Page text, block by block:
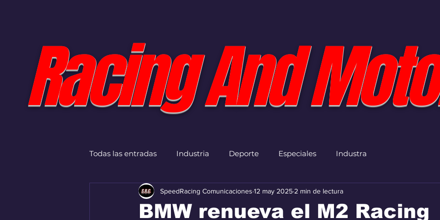
Racing And
Todas las entradas Industria Deporte Especiales Industra
BMW renueva el M2 Racing
SpeedRacing Comunicaciones 12 may 2025 2 min de lectura